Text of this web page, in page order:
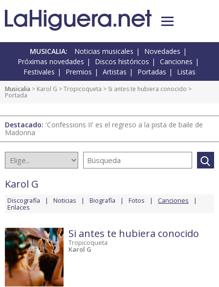
MUSICALIA: Noticias musicales
Novedades
Próximas novedades
Discos históricos
Canciones
Festivales
Premios Artistas Portadas Listas
Musicalia > Karol G >Tropicoqueta > Si antes te hubiera conocido >
Portada
Destacado: 'Confessions II' es el regreso a la pista de baile de
Madonna
Karol G
Discografía Noticias Biografía Fotos Canciones
Enlaces
Si antes te hubiera conocido
Tropicoqueta
Karol G